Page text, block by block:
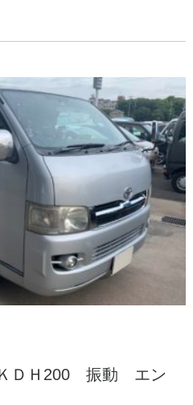
ＤＨ200 振動 エン